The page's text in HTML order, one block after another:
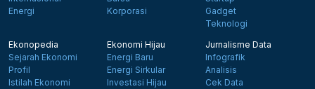
Energi
Korporasi
Gadget
Teknologi
Ekonopedia
Sejarah Ekonomi
Profil
Istilah Ekonomi
Ekonomi Hijau
Energi Baru
Energi Sirkular
Investasi Hijau
Jurnalisme Data
Infografik
Analisis
Cek Data